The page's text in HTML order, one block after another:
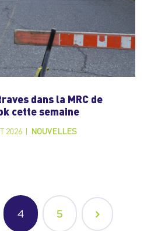
dans la MRC de
cette semaine
2026 NOUVELLES
4 5